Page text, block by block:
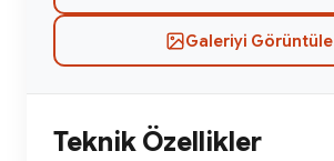
Galeriyi Görüntüle
Teknik Özellikler